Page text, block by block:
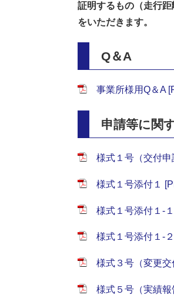
証明するもの（走行
をいただきます。​
Q＆A
事業所様用Q＆A
申請等に関
様式１号（交付
様式１号添付１
様式１号添付１-
様式１号添付１-
様式３号（変更
様式５号（実績